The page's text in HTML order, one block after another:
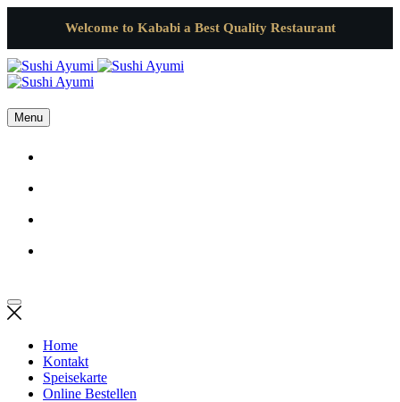
Welcome to Kababi a Best Quality Restaurant
Menu
Home
Kontakt
Speisekarte
Online Bestellen